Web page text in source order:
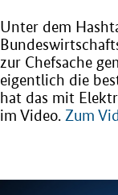
Unter dem
zur Chefsache
eigentlich die
hat das mit
im Video. Zum